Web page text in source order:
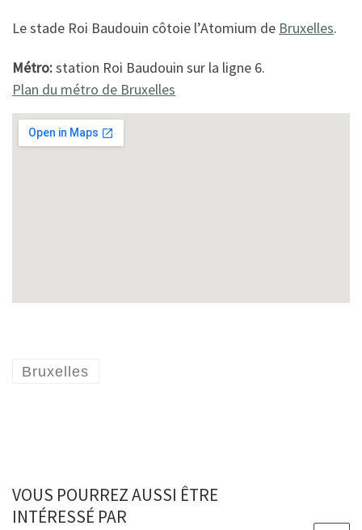
Le stade Roi Baudouin côtoie l’Atomium de Bruxelles.
Métro:station Roi Baudouin sur la ligne 6.
Plan du métro de Bruxelles
Bruxelles
VOUS POURREZ AUSSI ÊTRE
INTÉRESSÉ PAR